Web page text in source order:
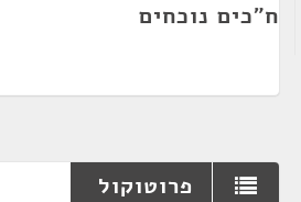
ח"כים נוכחים
פרוטוקול